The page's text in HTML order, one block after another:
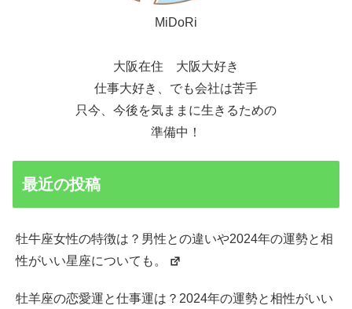
MiDoRi
大阪在住 大阪大好き
仕事大好き、でも会社は苦手
只今、今後を気ままに生きるための
準備中！
最近の投稿
牡牛座女性の特徴は？男性との違いや2024年の運勢と相
性がいい星座についても。
牡羊座の恋愛運と仕事運は？2024年の運勢と相性がいい